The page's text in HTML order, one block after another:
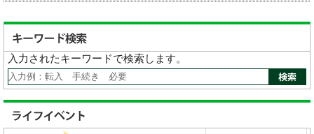
入力されたキーワードで検索します。